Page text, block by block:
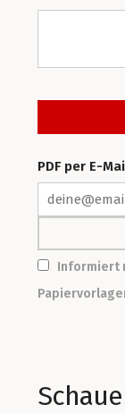
PDF per E-
Informiert